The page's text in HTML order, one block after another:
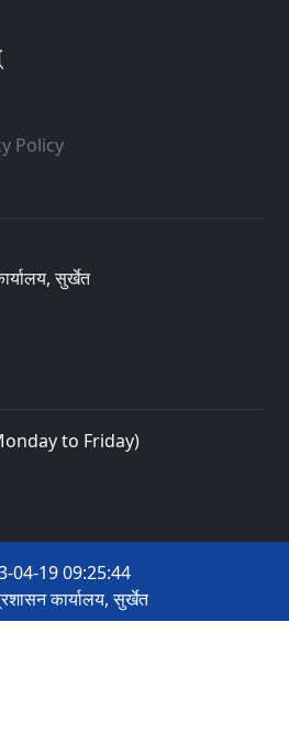
Policy
सुर्खेत
to Friday)
04-19 09:25:44
कार्यालय, सुर्खेत